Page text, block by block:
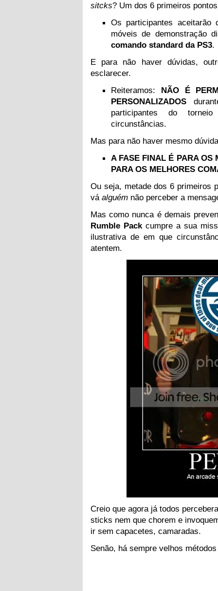
sitcks? Um dos 6 primeiros
Os participantes aceitarão
móveis de demonstração
comando standard da PS3.
E para não haver dúvidas,
esclarecer.
Reiteramos: NÃO É
PERSONALIZADOS
participantes do
circunstâncias.
Mas para não haver mesmo
A FASE FINAL É PARA OS
PARA OS MELHORES
Ou seja, metade dos 6 primeiros
vá alguém não perceber a
Mas como nunca é demais
Rumble Packcumpre a sua
ilustrativa de em que
atentem.
Creio que agora já todos
sticks nem que chorem e
ir sem capacetes, camaradas.
Senão, há sempre velhos